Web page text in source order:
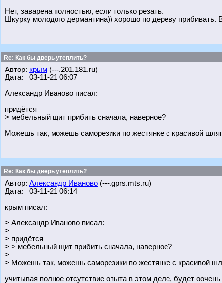
Нет, заварена полностью, если только резать.
Шкурку молодого дермантина)) хорошо по дереву
Re: Как бы дверь утеплить?
Автор: крым (---.201.181.ru)
Дата: 03-11-21 06:07
Александр Иваново писал:
придётся
> мебельный щит прибить сначала, наверное?
Можешь так, можешь саморезики по жестянке с красивой
Re: Как бы дверь утеплить?
Автор: Александр Иваново (---.gprs.mts.ru)
Дата: 03-11-21 06:14
крым писал:
> Александр Иваново писал:
>
> придётся
> > мебельный щит прибить сначала, наверное?
>
> Можешь так, можешь саморезики по жестянке с красивой
учитывая полное отсутствие опыта в этом деле, будет